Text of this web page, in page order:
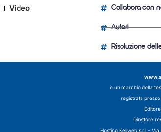
Video Collabora con
Autori
Risoluzione
è un marchio della
registrata presso
Editore:
Direttore
Hosting Keliweb s.r.l –